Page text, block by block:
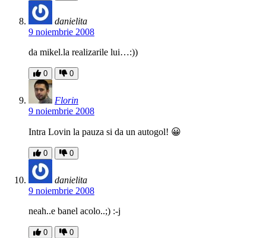
danielita
9 noiembrie 2008
da mikel.la realizarile lui…:))
0 0
Florin
9 noiembrie 2008
Intra Lovin la pauza si da un autogol! 😀
0 0
danielita
9 noiembrie 2008
neah..e banel acolo..;) :-j
0 0